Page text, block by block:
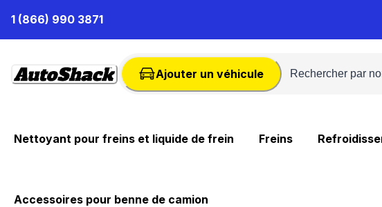
contenu
1 (866) 990 3871
Ajouter un véhicule
Nettoyant pour freins et liquide de frein Freins
Accessoires pour benne de camion